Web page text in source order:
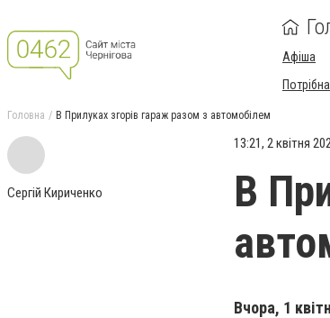
Афіша
Головна В Прилуках згорів гараж разом з автомобілем
Сергій Кириченко
13:21, 2 квітня
В
Вчора, 1